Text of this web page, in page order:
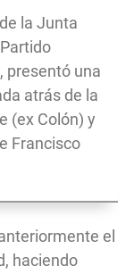
la Junta
presentó una
atrás de la
(ex Colón) y
Francisco
el
haciendo